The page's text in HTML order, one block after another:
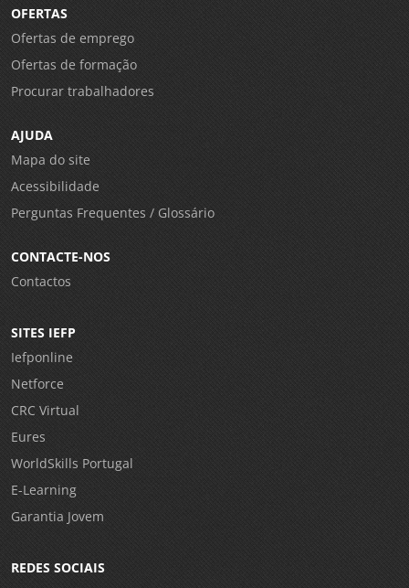
OFERTAS
Ofertas de emprego
Ofertas de formação
Procurar trabalhadores
AJUDA
Mapa do site
Acessibilidade
Perguntas Frequentes / Glossário
CONTACTE-NOS
Contactos
SITES IEFP
Iefponline
Netforce
CRC Virtual
Eures
WorldSkills Portugal
E-Learning
Garantia Jovem
REDES SOCIAIS